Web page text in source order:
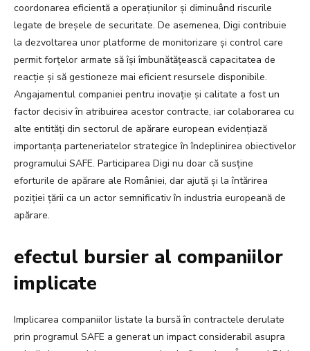
coordonarea eficientă a operațiunilor și diminuând riscurile
legate de breșele de securitate. De asemenea, Digi contribuie
la dezvoltarea unor platforme de monitorizare și control care
permit forțelor armate să își îmbunătățească capacitatea de
reacție și să gestioneze mai eficient resursele disponibile.
Angajamentul companiei pentru inovație și calitate a fost un
factor decisiv în atribuirea acestor contracte, iar colaborarea cu
alte entități din sectorul de apărare european evidențiază
importanța parteneriatelor strategice în îndeplinirea obiectivelor
programului SAFE. Participarea Digi nu doar că susține
eforturile de apărare ale României, dar ajută și la întărirea
poziției țării ca un actor semnificativ în industria europeană de
apărare.
efectul bursier al companiilor
implicate
Implicarea companiilor listate la bursă în contractele derulate
prin programul SAFE a generat un impact considerabil asupra